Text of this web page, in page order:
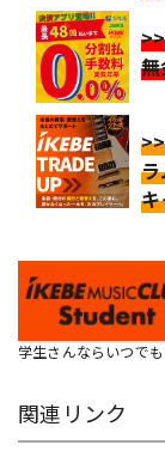
学生さんならいつでも
関連リンク